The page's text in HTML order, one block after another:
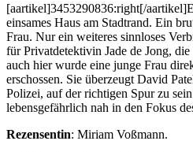
–
Dreizehn
Stunden
[aartikel]3453290836:right[/
einsames Haus am Stadtrand. Ein
Frau. Nur ein weiteres sinnloses
für Privatdetektivin Jade de Jong,
auch hier wurde eine junge Frau
erschossen. Sie überzeugt David
Polizei, auf der richtigen Spur zu
lebensgefährlich nah in den Fokus
Rezensentin: Miriam Voßmann.